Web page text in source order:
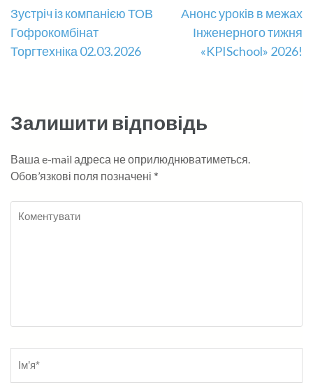
Навігація
записів
Зустріч із компанією ТОВ
Гофрокомбінат
Торгтехніка 02.03.2026
Анонс уроків в межах
Інженерного тижня
«KPISchool» 2026!
Залишити відповідь
Ваша e-mail адреса не оприлюднюватиметься.
Обов’язкові поля позначені *